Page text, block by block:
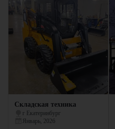
Складская техника
г Екатеринбург
Январь, 2026